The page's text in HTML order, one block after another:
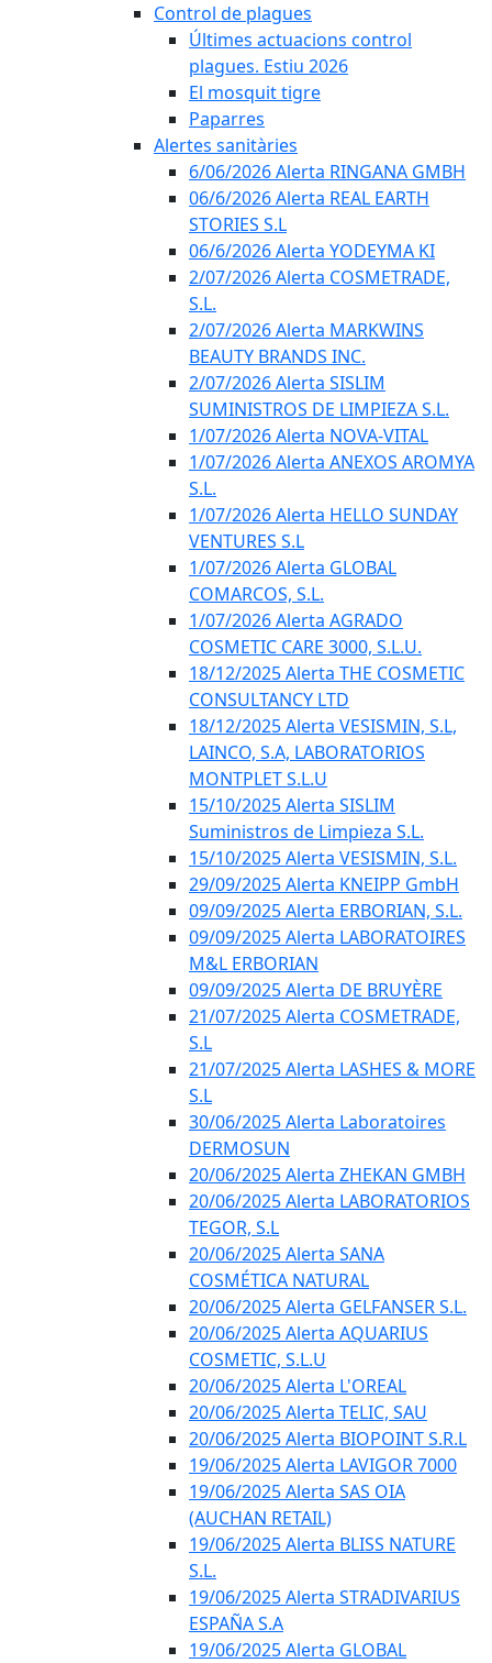
Control de plagues
Últimes actuacions control
plagues. Estiu 2026
El mosquit tigre
Paparres
Alertes sanitàries
6/06/2026 Alerta RINGANA GMBH
06/6/2026 Alerta REAL EARTH
STORIES S.L
06/6/2026 Alerta YODEYMA KI
2/07/2026 Alerta COSMETRADE,
S.L.
2/07/2026 Alerta MARKWINS
BEAUTY BRANDS INC.
2/07/2026 Alerta SISLIM
SUMINISTROS DE LIMPIEZA S.L.
1/07/2026 Alerta NOVA-VITAL
1/07/2026 Alerta ANEXOS AROMYA
S.L.
1/07/2026 Alerta HELLO SUNDAY
VENTURES S.L
1/07/2026 Alerta GLOBAL
COMARCOS, S.L.
1/07/2026 Alerta AGRADO
COSMETIC CARE 3000, S.L.U.
18/12/2025 Alerta THE COSMETIC
CONSULTANCY LTD
18/12/2025 Alerta VESISMIN, S.L,
LAINCO, S.A, LABORATORIOS
MONTPLET S.L.U
15/10/2025 Alerta SISLIM
Suministros de Limpieza S.L.
15/10/2025 Alerta VESISMIN, S.L.
29/09/2025 Alerta KNEIPP GmbH
09/09/2025 Alerta ERBORIAN, S.L.
09/09/2025 Alerta LABORATOIRES
M&L ERBORIAN
09/09/2025 Alerta DE BRUYÈRE
21/07/2025 Alerta COSMETRADE,
S.L
21/07/2025 Alerta LASHES & MORE
S.L
30/06/2025 Alerta Laboratoires
DERMOSUN
20/06/2025 Alerta ZHEKAN GMBH
20/06/2025 Alerta LABORATORIOS
TEGOR, S.L
20/06/2025 Alerta SANA
COSMÉTICA NATURAL
20/06/2025 Alerta GELFANSER S.L.
20/06/2025 Alerta AQUARIUS
COSMETIC, S.L.U
20/06/2025 Alerta L'OREAL
20/06/2025 Alerta TELIC, SAU
20/06/2025 Alerta BIOPOINT S.R.L
19/06/2025 Alerta LAVIGOR 7000
19/06/2025 Alerta SAS OIA
(AUCHAN RETAIL)
19/06/2025 Alerta BLISS NATURE
S.L.
19/06/2025 Alerta STRADIVARIUS
ESPAÑA S.A
19/06/2025 Alerta GLOBAL